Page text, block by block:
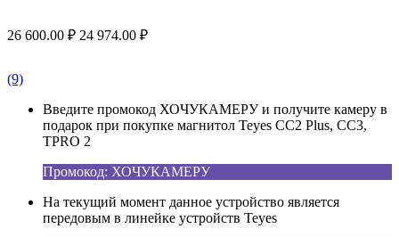
26 600.00 ₽ 24 974.00 ₽
(9)
Введите промокод ХОЧУКАМЕРУ и получите камеру в
подарок при покупке магнитол Teyes CC2 Plus, CC3,
TPRO 2
Промокод: ХОЧУКАМЕРУ
На текущий момент данное устройство является
передовым в линейке устройств Teyes